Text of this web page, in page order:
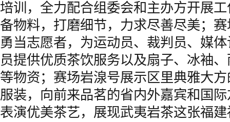
培训，全力配合组委会和主办方开展
备物料，打磨细节，力求尽善尽美；
勇当志愿者，为运动员、裁判员、媒
员提供优质茶饮服务以及扇子、冰袖
等物资；赛场岩湶号展示区里典雅大
服装，向前来品茗的省内外嘉宾和国
表演优美茶艺，展现武夷岩茶这张福